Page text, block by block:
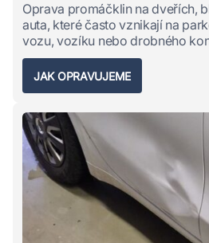
Oprava promáčklin na dveřích,
auta, které často vznikají na
vozu, vozíku nebo drobného
JAK OPRAVUJEME